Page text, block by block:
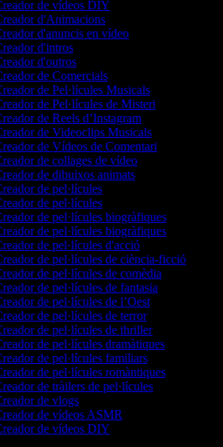
de vídeos DIY
d'Animacions
d'anuncis en vídeo
d'intros
d'outros
de Comercials
de Pel·lícules Musicals
de Pel·lícules de Misteri
de Reels d’Instagram
de Videoclips Musicals
de Vídeos de Comentari
de collages de vídeo
de dibuixos animats
de pel·lícules
de pel·lícules
de pel·lícules biogràfiques
de pel·lícules biogràfiques
de pel·lícules d'acció
de pel·lícules de ciència-ficció
de pel·lícules de comèdia
de pel·lícules de fantasia
de pel·lícules de l’Oest
de pel·lícules de terror
de pel·lícules de thriller
de pel·lícules dramàtiques
de pel·lícules familiars
de pel·lícules romàntiques
de tràilers de pel·lícules
de vlogs
de vídeos ASMR
de vídeos DIY